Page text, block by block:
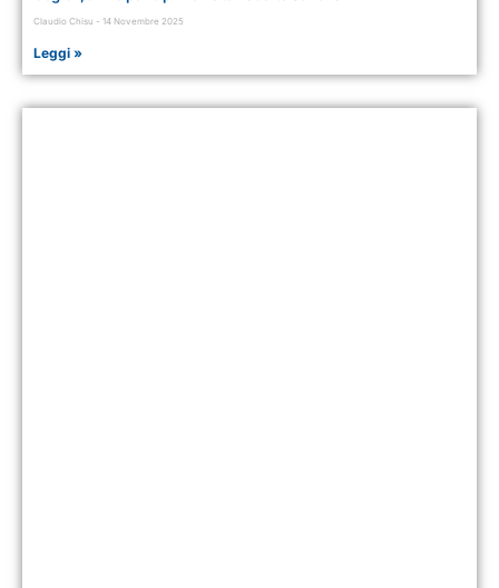
Claudio Chisu 14 Novembre 2025
Leggi »